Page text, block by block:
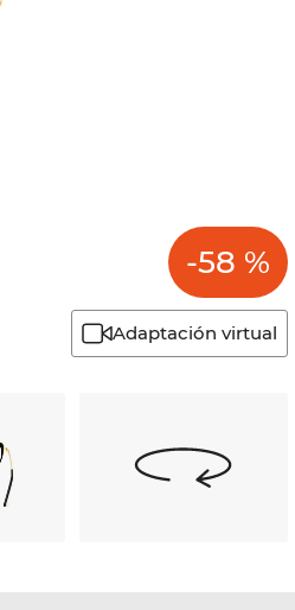
-58 %
Adaptación virtual